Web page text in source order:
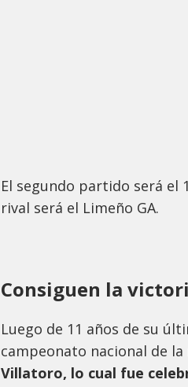
El segundo partido será el
rival será el Limeño GA.
Consiguen la
Luego de 11 años de su
campeonato nacional de
Villatoro, lo cual fue